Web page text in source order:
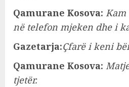
Qamurane Kosova:
në telefon mjeken dhe i
Gazetarja:Çfarë i keni
Qamurane Kosova:
tjetër.